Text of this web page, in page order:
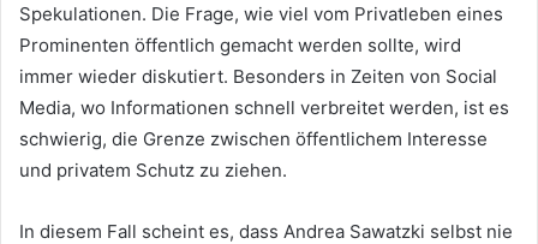
Spekulationen. Die Frage, wie viel vom Privatleben eines
Prominenten öffentlich gemacht werden sollte, wird
immer wieder diskutiert. Besonders in Zeiten von Social
Media, wo Informationen schnell verbreitet werden, ist es
schwierig, die Grenze zwischen öffentlichem Interesse
und privatem Schutz zu ziehen.
In diesem Fall scheint es, dass Andrea Sawatzki selbst nie